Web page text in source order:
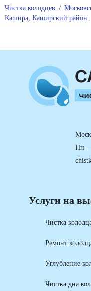
Чистка колодцев
Кашира, Каширский район
Услуги на
Чистка
Ремонт
Углубление
Чистка дна
Пн —